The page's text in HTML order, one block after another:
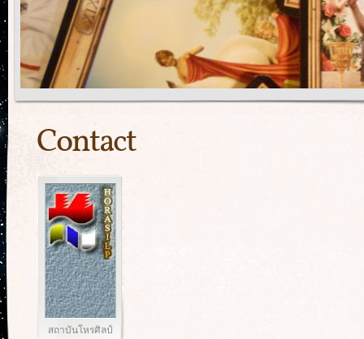
Contact
สถาบันโหรศิลป์